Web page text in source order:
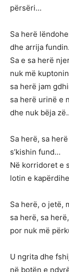
përsëri…
Sa herë
dhe arrija
Sa e sa herë
nuk më
sa herë jam
sa herë urinë e
dhe nuk bëja
Sa herë, sa
s’kishin fund…
Në korridoret e
lotin e
Sa herë, o jetë,
sa herë, sa
por nuk më
U ngrita dhe
në botën e